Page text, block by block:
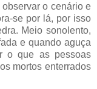
o cenário e
se por lá, por isso
Meio sonolento,
e quando aguça
o que as pessoas
mortos enterrados